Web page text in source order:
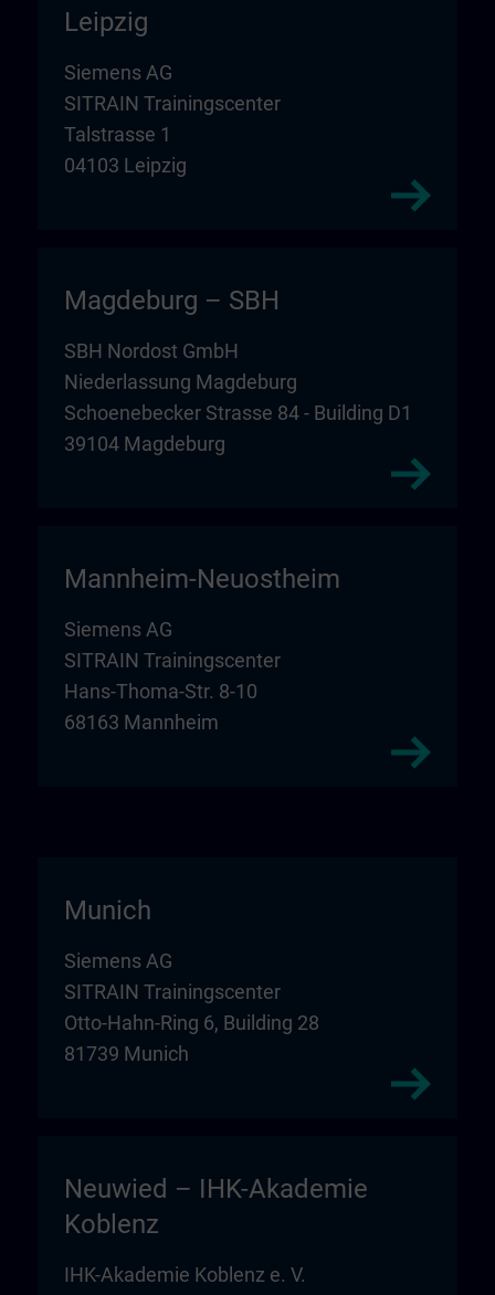
Leipzig
Siemens AG
SITRAIN Trainingscenter
Talstrasse 1
04103 Leipzig
Magdeburg – SBH
SBH Nordost GmbH
Niederlassung Magdeburg
Schoenebecker Strasse 84 - Building D1
39104 Magdeburg
Mannheim-Neuostheim
Siemens AG
SITRAIN Trainingscenter
Hans-Thoma-Str. 8-10
68163 Mannheim
Munich
Siemens AG
SITRAIN Trainingscenter
Otto-Hahn-Ring 6, Building 28
81739 Munich
Neuwied – IHK-Akademie
Koblenz
IHK-Akademie Koblenz e. V.